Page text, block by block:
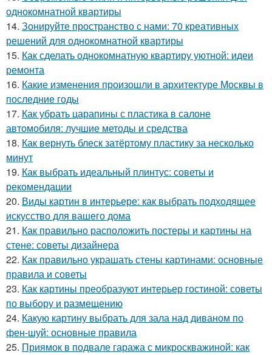
однокомнатной квартиры
14. Зонируйте пространство с нами: 70 креативных
решений для однокомнатной квартиры
15. Как сделать однокомнатную квартиру уютной: идеи
ремонта
16. Какие изменения произошли в архитектуре Москвы в
последние годы
17. Как убрать царапины с пластика в салоне
автомобиля: лучшие методы и средства
18. Как вернуть блеск затёртому пластику за несколько
минут
19. Как выбрать идеальный плинтус: советы и
рекомендации
20. Виды картин в интерьере: как выбрать подходящее
искусство для вашего дома
21. Как правильно расположить постеры и картины на
стене: советы дизайнера
22. Как правильно украшать стены картинами: основные
правила и советы
23. Как картины преобразуют интерьер гостиной: советы
по выбору и размещению
24. Какую картину выбрать для зала над диваном по
фен-шуй: основные правила
25. Приямок в подвале гаража с микроскважиной: как